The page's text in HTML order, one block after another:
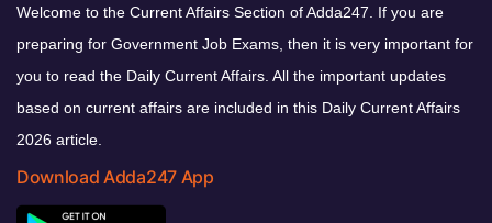
Welcome to the Current Affairs Section of Adda247. If you are
preparing for Government Job Exams, then it is very important for
you to read the Daily Current Affairs. All the important updates
based on current affairs are included in this Daily Current Affairs
2026 article.
Download Adda247 App